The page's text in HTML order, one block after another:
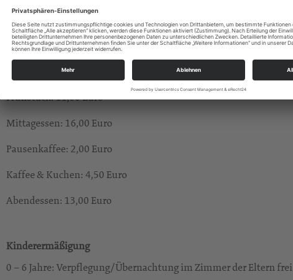
Rabattstaffel ab 2 Übernachtungen
Verpflegung
Frühstück: 11,00 Euro
Mittagessen: 16,00 Euro
Pausenkaffee: 2,00 Euro
Kaffee & Kuchen: 4,50 Euro
Abendessen: 13,00 Euro
Kinderermäßigung
0 – 6 Jahre: Verpflegung/Übernachtung im Zimmer der Eltern frei